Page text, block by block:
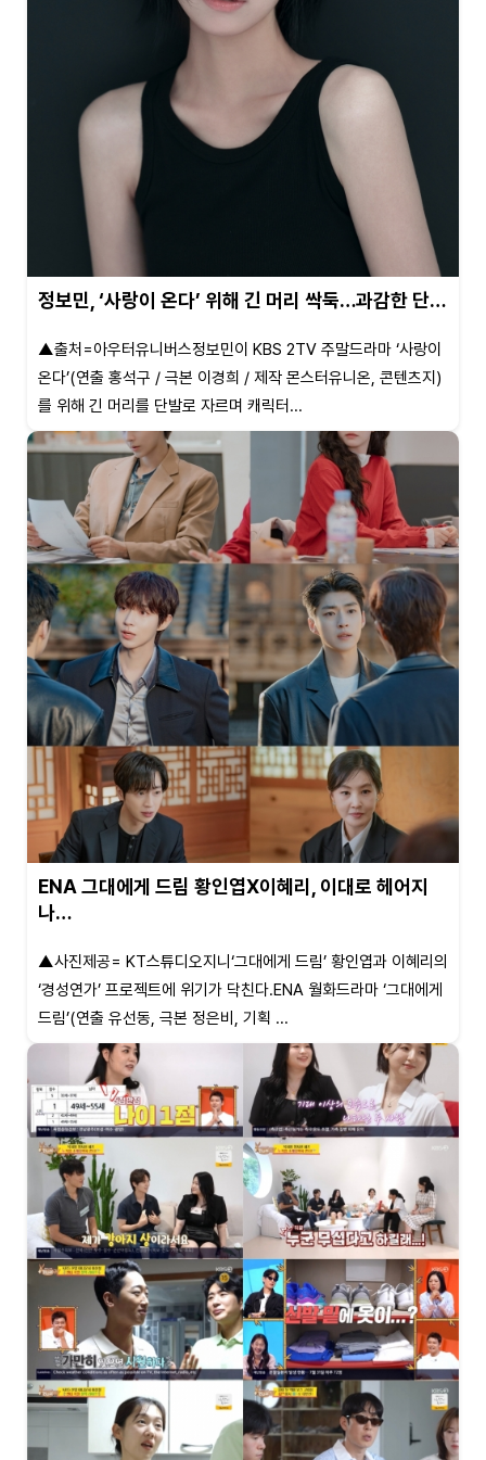
정보민, ‘사랑이 온다’ 위해 긴 머리 싹둑…과감한 단…
▲출처=아우터유니버스정보민이 KBS 2TV 주말드라마 ‘사랑이
온다’(연출 홍석구 / 극본 이경희 / 제작 몬스터유니온, 콘텐츠지)
를 위해 긴 머리를 단발로 자르며 캐릭터...
ENA 그대에게 드림 황인엽X이혜리, 이대로 헤어지
나…
▲사진제공= KT스튜디오지니‘그대에게 드림’ 황인엽과 이혜리의
‘경성연가’ 프로젝트에 위기가 닥친다.ENA 월화드라마 ‘그대에게
드림’(연출 유선동, 극본 정은비, 기획 ...